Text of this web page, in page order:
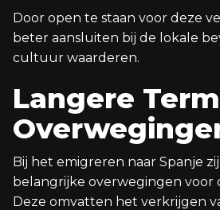
Door open te staan voor deze
beter aansluiten bij de lokale
cultuur waarderen.
Langere
Bij het emigreren naar Spanje
belangrijke overwegingen voor
Deze omvatten het verkrijgen